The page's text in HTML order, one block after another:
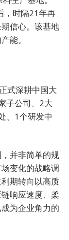
，时隔21年再
信心。该基地
能。
式深耕中国大
子公司、2大
、1个研发中
并非简单的规
变化的战略调
期转向以高质
响应速度、柔
为企业角力的